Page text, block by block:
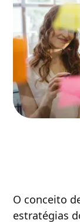
O conceito
estratégias